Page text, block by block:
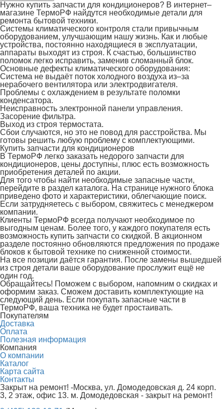
Нужно купить запчасти для кондиционеров? В интернет–
магазине ТермоРФ найдутся необходимые детали для
ремонта бытовой техники.
Системы климатического контроля стали привычным
оборудованием, улучшающим нашу жизнь. Как и любые
устройства, постоянно находящиеся в эксплуатации,
аппараты выходят из строя. К счастью, большинство
поломок легко исправить, заменив сломанный блок.
Основные дефекты климатического оборудования:
Система не выдаёт поток холодного воздуха из–за
нерабочего вентилятора или электродвигателя.
Проблемы с охлаждением в результате поломки
конденсатора.
Неисправность электронной панели управления.
Засорение фильтра.
Выход из строя термостата.
Сбои случаются, но это не повод для расстройства. Мы
готовы решить любую проблему с комплектующими.
Купить запчасти для кондиционеров
В ТермоРФ легко заказать недорого запчасти для
кондиционеров, цены доступны, плюс есть возможность
приобретения деталей по акции.
Для того чтобы найти необходимые запасные части,
перейдите в раздел каталога. На странице нужного блока
приведено фото и характеристики, облегчающие поиск.
Если затрудняетесь с выбором, свяжитесь с менеджером
компании.
Клиенты ТермоРФ всегда получают необходимое по
выгодным ценам. Более того, у каждого покупателя есть
возможность купить запчасти со скидкой. В акционном
разделе постоянно обновляются предложения по продаже
блоков к бытовой технике по сниженной стоимости.
На все позиции даётся гарантия. После замены вышедшей
из строя детали ваше оборудование прослужит ещё не
один год.
Обращайтесь! Поможем с выбором, напомним о скидках и
оформим заказ. Сможем доставить комплектующие на
следующий день. Если покупать запасные части в
ТермоРФ, ваша техника не будет простаивать.
Покупателям
Доставка
Оплата
Полезная информация
Компания
О компании
Каталог
Карта сайта
Контакты
Закрыт на ремонт! -Москва, ул. Домодедовская д. 24 корп.
3, 2 этаж, офис 13. м. Домодедовская - закрыт на ремонт!